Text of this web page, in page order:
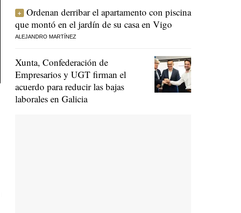
Ordenan derribar el apartamento con piscina
que montó en el jardín de su casa en Vigo
ALEJANDRO MARTÍNEZ
Xunta, Confederación de
Empresarios y UGT firman el
acuerdo para reducir las bajas
laborales en Galicia